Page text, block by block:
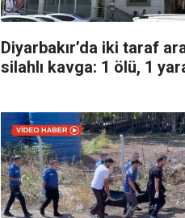
Diyarbakır’da iki taraf
silahlı kavga: 1 ölü, 1